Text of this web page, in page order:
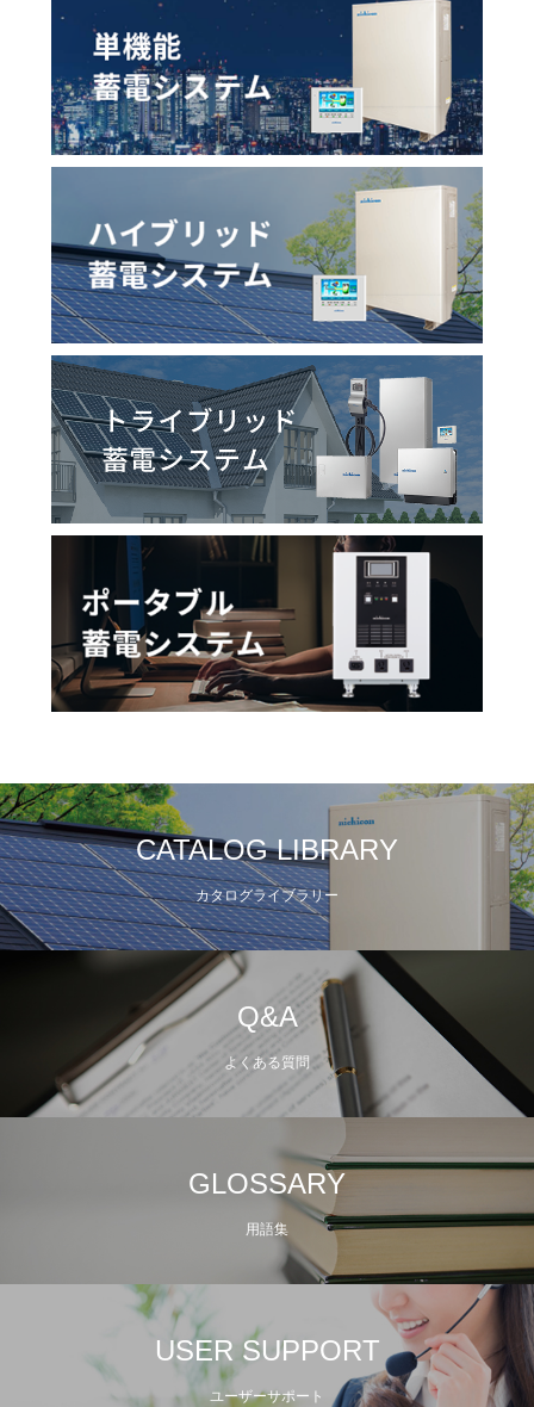
CATALOG LIBRARY
カタログライブラリー
Q&A
よくある質問
GLOSSARY
用語集
USER SUPPORT
ユーザーサポート